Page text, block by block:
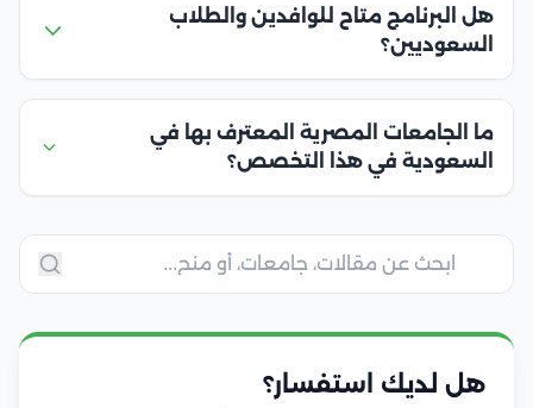
هل البرنامج متاح للوافدين والطلاب
السعوديين؟
ما الجامعات المصرية المعترف بها في
السعودية في هذا التخصص؟
هل لديك استفسار؟